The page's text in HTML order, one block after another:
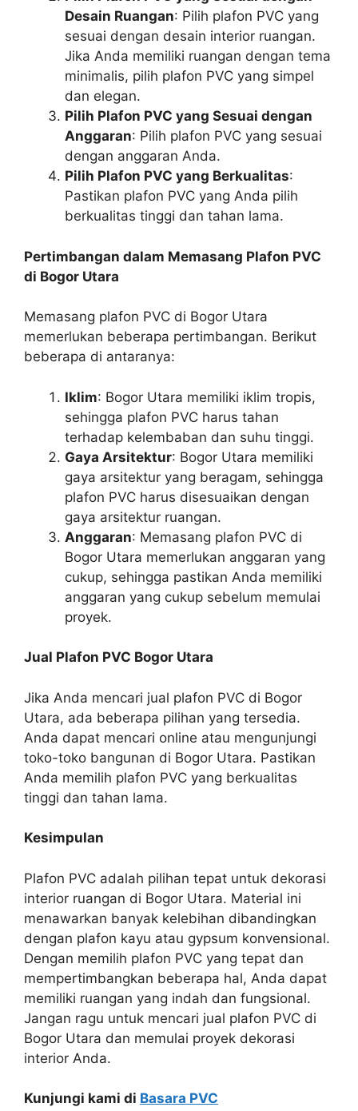
Desain Ruangan: Pilih plafon PVC yang
sesuai dengan desain interior ruangan.
Jika Anda memiliki ruangan dengan tema
minimalis, pilih plafon PVC yang simpel
dan elegan.
Pilih Plafon PVC yang Sesuai dengan
Anggaran: Pilih plafon PVC yang sesuai
dengan anggaran Anda.
Pilih Plafon PVC yang Berkualitas:
Pastikan plafon PVC yang Anda pilih
berkualitas tinggi dan tahan lama.
Pertimbangan dalam Memasang Plafon PVC
di Bogor Utara
Memasang plafon PVC di Bogor Utara
memerlukan beberapa pertimbangan. Berikut
beberapa di antaranya:
Iklim: Bogor Utara memiliki iklim tropis,
sehingga plafon PVC harus tahan
terhadap kelembaban dan suhu tinggi.
Gaya Arsitektur: Bogor Utara memiliki
gaya arsitektur yang beragam, sehingga
plafon PVC harus disesuaikan dengan
gaya arsitektur ruangan.
Anggaran: Memasang plafon PVC di
Bogor Utara memerlukan anggaran yang
cukup, sehingga pastikan Anda memiliki
anggaran yang cukup sebelum memulai
proyek.
Jual Plafon PVC Bogor Utara
Jika Anda mencari jual plafon PVC di Bogor
Utara, ada beberapa pilihan yang tersedia.
Anda dapat mencari online atau mengunjungi
toko-toko bangunan di Bogor Utara. Pastikan
Anda memilih plafon PVC yang berkualitas
tinggi dan tahan lama.
Kesimpulan
Plafon PVC adalah pilihan tepat untuk dekorasi
interior ruangan di Bogor Utara. Material ini
menawarkan banyak kelebihan dibandingkan
dengan plafon kayu atau gypsum konvensional.
Dengan memilih plafon PVC yang tepat dan
mempertimbangkan beberapa hal, Anda dapat
memiliki ruangan yang indah dan fungsional.
Jangan ragu untuk mencari jual plafon PVC di
Bogor Utara dan memulai proyek dekorasi
interior Anda.
Kunjungi kami di Basara PVC